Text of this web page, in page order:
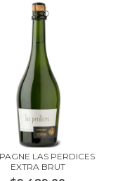
LAS PERDICES
EXTRA BRUT